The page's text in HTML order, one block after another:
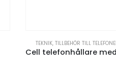
TEKNIK, TILLBEHÖR TILL
Cell telefonhållare